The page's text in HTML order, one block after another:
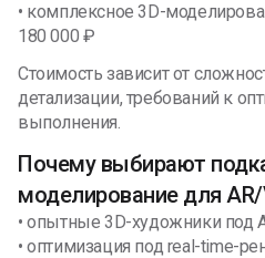
• комплексное 3D-
180 000 ₽
Стоимость зависит от
детализации, требований к
выполнения.
Почему выбирают
моделирование для AR/
• опытные 3D-художники под
• оптимизация под real-time-